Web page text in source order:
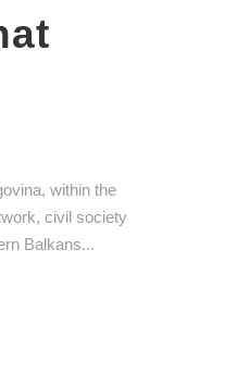
within the
civil society
Balkans...